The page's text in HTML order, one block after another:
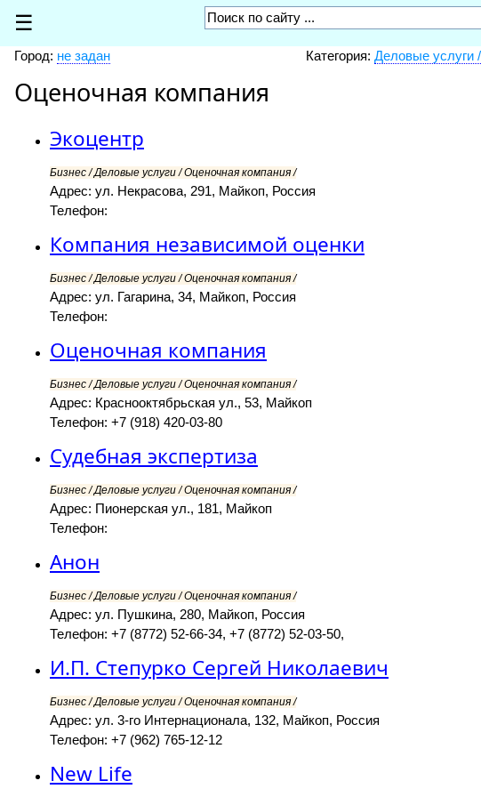
☰
Город: не задан Категория: Деловые услуги
Оценочная компания
Экоцентр
Бизнес / Деловые услуги / Оценочная компания /
Адрес: ул. Некрасова, 291, Майкоп, Россия
Телефон:
Компания независимой оценки
Бизнес / Деловые услуги / Оценочная компания /
Адрес: ул. Гагарина, 34, Майкоп, Россия
Телефон:
Оценочная компания
Бизнес / Деловые услуги / Оценочная компания /
Адрес: Краснооктябрьская ул., 53, Майкоп
Телефон: +7 (918) 420-03-80
Судебная экспертиза
Бизнес / Деловые услуги / Оценочная компания /
Адрес: Пионерская ул., 181, Майкоп
Телефон:
Анон
Бизнес / Деловые услуги / Оценочная компания /
Адрес: ул. Пушкина, 280, Майкоп, Россия
Телефон: +7 (8772) 52-66-34, +7 (8772) 52-03-50,
И.П. Степурко Сергей Николаевич
Бизнес / Деловые услуги / Оценочная компания /
Адрес: ул. 3-го Интернационала, 132, Майкоп, Россия
Телефон: +7 (962) 765-12-12
New Life